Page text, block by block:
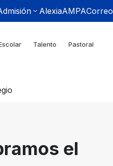
AlexiaAMPACorreo
Talento Pastoral
el